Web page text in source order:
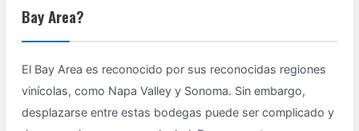
Bay Area?
El Bay Area es reconocido por sus reconocidas regiones
vinícolas, como Napa Valley y Sonoma. Sin embargo,
desplazarse entre estas bodegas puede ser complicado y